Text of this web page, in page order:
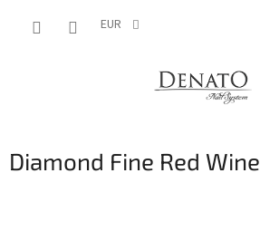
EUR
Diamond Fine Red Wine